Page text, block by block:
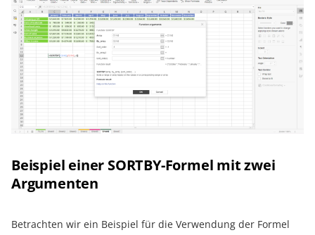
Beispiel einer SORTBY-Formel mit zwei
Argumenten
Betrachten wir ein Beispiel für die Verwendung der Formel